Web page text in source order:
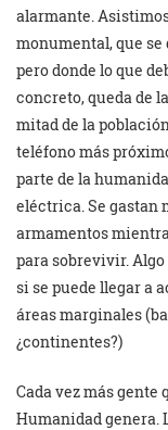
alarmante.
monumental, que
pero donde lo que
concreto, queda de
mitad de la
teléfono más
parte de la
eléctrica. Se gastan
armamentos
para sobrevivir. Algo
si se puede llegar a
áreas marginales
¿continentes?)
Cada vez más gente
Humanidad genera.